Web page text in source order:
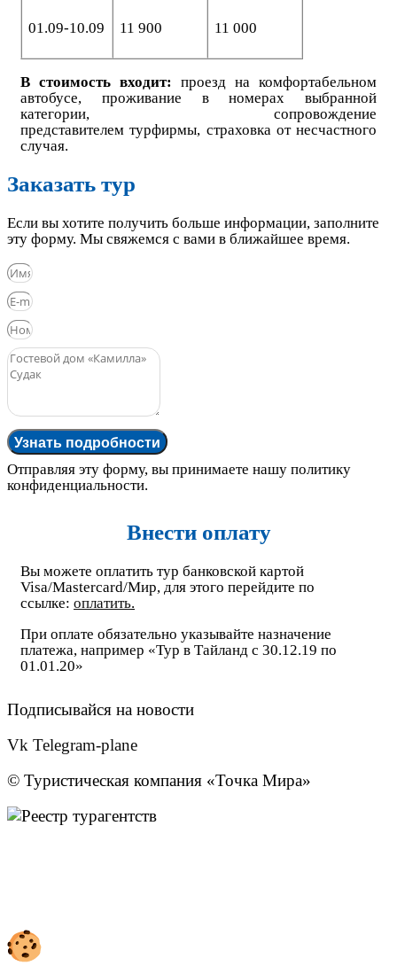
01.09-10.09 11 900 11 000
В стоимость входит: проезд на комфортабельном
автобусе, проживание в номерах выбранной
категории, сопровождение
представителемтурфирмы, страховка от несчастного
случая.
Заказать тур
Если вы хотите получить больше информации, заполните
эту форму. Мы свяжемся с вами в ближайшее время.
Узнать подробности
Отправляя эту форму, вы принимаете нашу политику
конфиденциальности.
Внести оплату
Вы можете оплатить тур банковской картой
Visa/Mastercard/Мир, для этого перейдите по
ссылке: оплатить.
При оплате обязательно указывайте назначение
платежа, например «Тур в Тайланд с 30.12.19 по
01.01.20»
Подписывайся на новости
Vk Telegram-plane
© Туристическая компания «Точка Мира»